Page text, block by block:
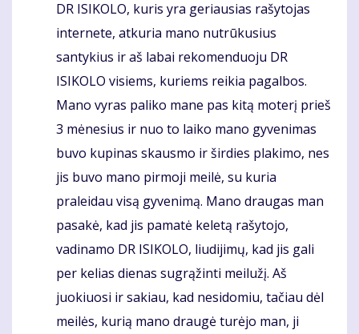
Komentaras
DR ISIKOLO, kuris yra geriausias rašytojas
internete, atkuria mano nutrūkusius
santykius ir aš labai rekomenduoju DR
ISIKOLO visiems, kuriems reikia pagalbos.
Mano vyras paliko mane pas kitą moterį prieš
3 mėnesius ir nuo to laiko mano gyvenimas
buvo kupinas skausmo ir širdies plakimo, nes
jis buvo mano pirmoji meilė, su kuria
praleidau visą gyvenimą. Mano draugas man
pasakė, kad jis pamatė keletą rašytojo,
vadinamo DR ISIKOLO, liudijimų, kad jis gali
per kelias dienas sugrąžinti meilužį. Aš
juokiuosi ir sakiau, kad nesidomiu, tačiau dėl
meilės, kurią mano draugė turėjo man, ji